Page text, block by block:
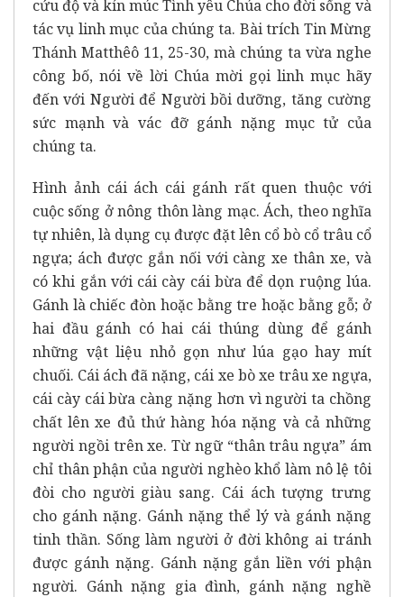
cứu độ và kín múc Tình yêu Chúa cho đời sống và
tác vụ linh mục của chúng ta. Bài trích Tin Mừng
Thánh Matthêô 11, 25-30, mà chúng ta vừa nghe
công bố, nói về lời Chúa mời gọi linh mục hãy
đến với Người để Người bồi dưỡng, tăng cường
sức mạnh và vác đỡ gánh nặng mục tử của
chúng ta.
Hình ảnh cái ách cái gánh rất quen thuộc với
cuộc sống ở nông thôn làng mạc. Ách, theo nghĩa
tự nhiên, là dụng cụ được đặt lên cổ bò cổ trâu cổ
ngựa; ách được gắn nối với càng xe thân xe, và
có khi gắn với cái cày cái bừa để dọn ruộng lúa.
Gánh là chiếc đòn hoặc bằng tre hoặc bằng gỗ; ở
hai đầu gánh có hai cái thúng dùng để gánh
những vật liệu nhỏ gọn như lúa gạo hay mít
chuối. Cái ách đã nặng, cái xe bò xe trâu xe ngựa,
cái cày cái bừa càng nặng hơn vì người ta chồng
chất lên xe đủ thứ hàng hóa nặng và cả những
người ngồi trên xe. Từ ngữ “thân trâu ngựa” ám
chỉ thân phận của người nghèo khổ làm nô lệ tôi
đòi cho người giàu sang. Cái ách tượng trưng
cho gánh nặng. Gánh nặng thể lý và gánh nặng
tinh thần. Sống làm người ở đời không ai tránh
được gánh nặng. Gánh nặng gắn liền với phận
người. Gánh nặng gia đình, gánh nặng nghề